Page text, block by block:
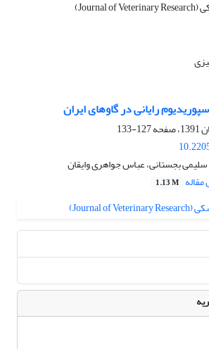
رایانی‌ ‌در گاوهای ایران
127-133
بجستانی، عباس جواهری وایقان
1.13 M